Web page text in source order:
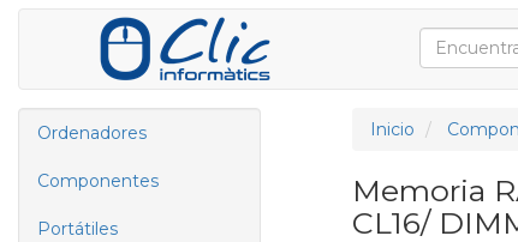
Ordenadores
Componentes
Portátiles
Inicio
Memoria
CL16/